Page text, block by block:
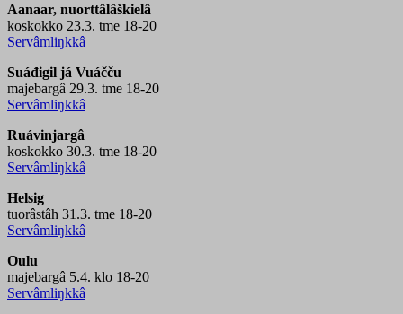
Aanaar, nuorttâlâškielâ
koskokko 23.3. tme 18-20
Servâmliŋkkâ
Suáđigil já Vuáčču
majebargâ 29.3. tme 18-20
Servâmliŋkkâ
Ruávinjargâ
koskokko 30.3. tme 18-20
Servâmliŋkkâ
Helsig
tuorâstâh 31.3. tme 18-20
Servâmliŋkkâ
Oulu
majebargâ 5.4. klo 18-20
Servâmliŋkkâ